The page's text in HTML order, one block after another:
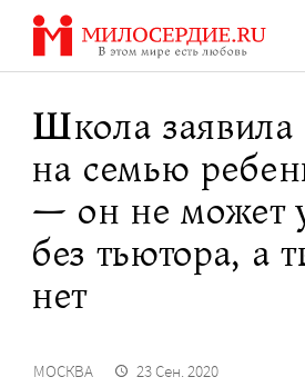
Перейти
содержанию
Школа заявила
на семью
— он не может
без тьютора, а
нет
МОСКВА 23 Сен. 2020